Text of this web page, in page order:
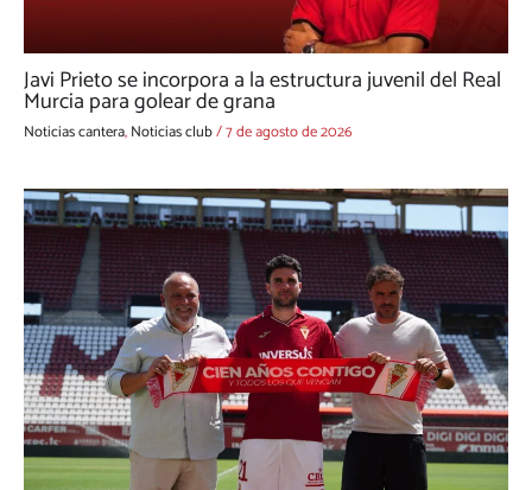
Javi Prieto se incorpora a la estructura juvenil del Real
Murcia para golear de grana
Noticias cantera,Noticias club/7 de agosto de 2026